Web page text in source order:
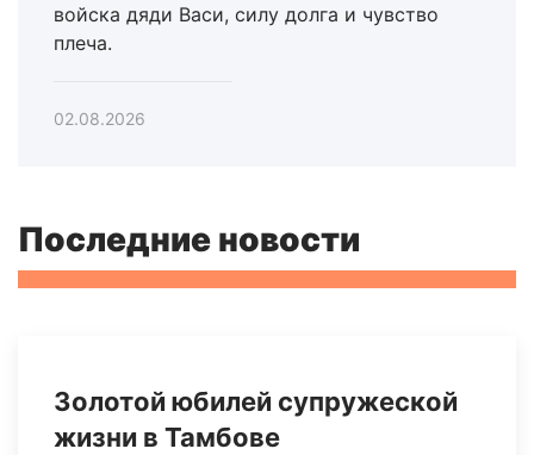
войска дяди Васи, силу долга и чувство
плеча.
02.08.2026
Последние новости
Золотой юбилей супружеской
жизни в Тамбове